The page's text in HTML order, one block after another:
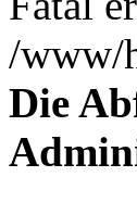
/www/
Die